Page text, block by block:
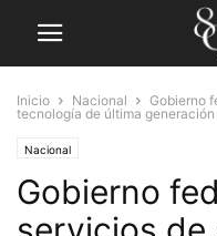
Inicio Nacional
Gobierno
tecnología de última generación
Nacional
Gobierno